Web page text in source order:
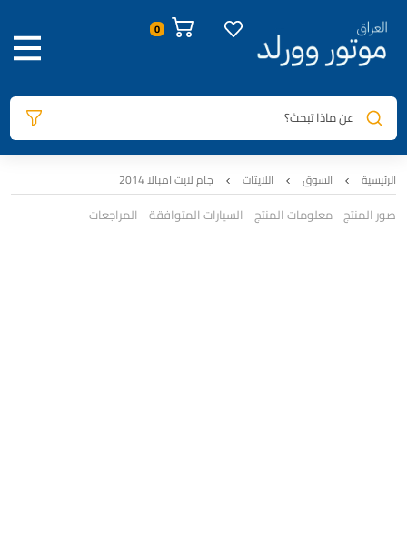
عن ماذا تبحث؟
الرئيسية السوق اللايتات جام لايت امبالا 2014
صور المنتج معلومات المنتج السيارات المتوافقة المراجعات